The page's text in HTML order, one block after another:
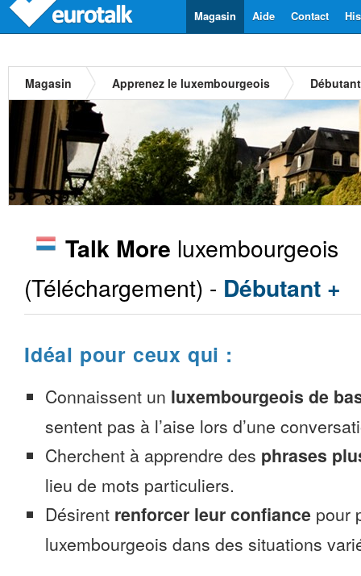
Contact
Aide
Magasin
Magasin Apprenez le luxembourgeois
Talk More luxembourgeois
(Téléchargement) - Débutant +
Idéal pour ceux qui :
Connaissent un luxembourgeois de
sentent pas à l’aise lors d’une
Cherchent à apprendre des phrases
lieu de mots particuliers.
Désirent renforcer leur confiance pour
luxembourgeois dans des situations